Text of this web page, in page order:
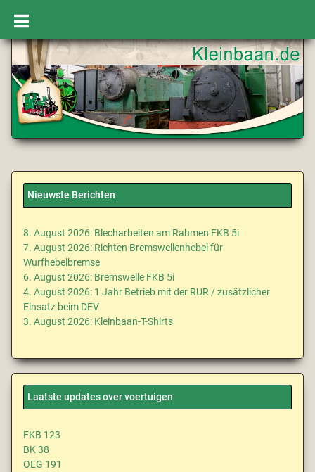
Nieuwste Berichten
8. August 2026: Blecharbeiten am Rahmen FKB 5i
7. August 2026: Richten Bremswellenhebel für
Wurfhebelbremse
6. August 2026: Bremswelle FKB 5i
4. August 2026: 1 Jahr Betrieb mit der RUR / zusätzlicher
Einsatz beim DEV
3. August 2026: Kleinbaan-T-Shirts
Laatste updates over voertuigen
FKB 123
BK 38
OEG 191